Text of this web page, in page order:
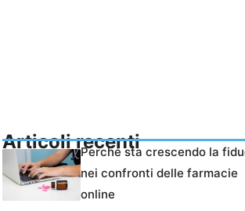
Articoli recentiPerché sta crescendo la
nei confronti delle farmacie
online